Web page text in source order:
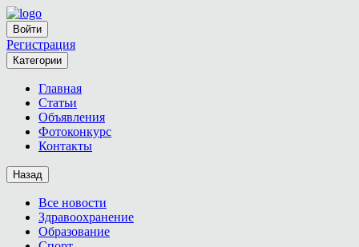
Войти
Регистрация
Категории
Главная
Статьи
Объявления
Фотоконкурс
Контакты
Назад
Все новости
Здравоохранение
Образование